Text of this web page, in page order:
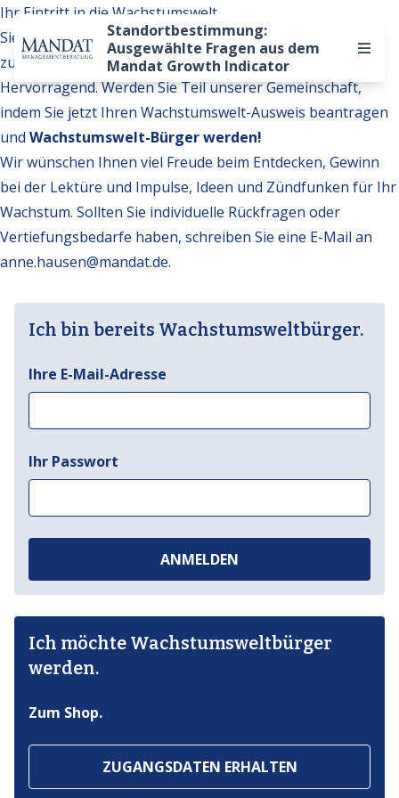
Standortbestimmung:
Ausgewählte Fragen aus dem
Mandat Growth Indicator
Ihr Eintritt in die Wachstumswelt
Sie möchten auf weitere Inhalte der Wachstumswelt
zugreifen?
Hervorragend. Werden Sie Teil unserer Gemeinschaft,
indem Sie jetzt Ihren Wachstumswelt-Ausweis beantragen
und Wachstumswelt-Bürger werden!
Wir wünschen Ihnen viel Freude beim Entdecken, Gewinn
bei der Lektüre und Impulse, Ideen und Zündfunken für Ihr
Wachstum. Sollten Sie individuelle Rückfragen oder
Vertiefungsbedarfe haben, schreiben Sie eine E-Mail an
anne.hausen@mandat.de.
Ich bin bereits Wachstumsweltbürger.
Ihre E-Mail-Adresse
Ihr Passwort
ANMELDEN
Ich möchte Wachstumsweltbürger
werden.
Zum Shop.
ZUGANGSDATEN ERHALTEN